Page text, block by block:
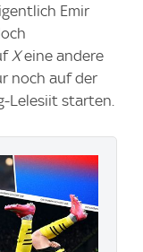
Emir
Xeine andere
noch auf der
Lelesiit starten.